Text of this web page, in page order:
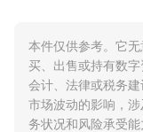
本件仅供参考。它
买、出售或持有数字
会计、法律或税务
市场波动的影响，
务状况和风险承受